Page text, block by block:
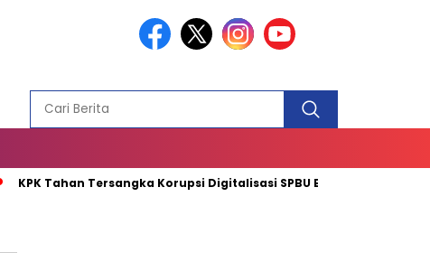
KPK Tahan Tersangka Korupsi Digitalisasi SPBU BUMN